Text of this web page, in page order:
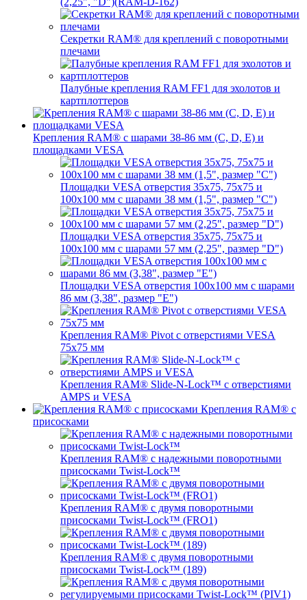
Секретки RAM® для креплений с поворотными
плечами
Палубные крепления RAM FF1 для эхолотов и
картплоттеров
Крепления RAM® с шарами 38-86 мм (C, D, E) и
площадками VESA
Площадки VESA отверстия 35x75, 75x75 и
100x100 мм с шарами 38 мм (1,5", размер "C")
Площадки VESA отверстия 35х75, 75x75 и
100x100 мм с шарами 57 мм (2,25", размер "D")
Площадки VESA отверстия 100x100 мм с шарами
86 мм (3,38", размер "E")
Крепления RAM® Pivot с отверстиями VESA
75x75 мм
Крепления RAM® Slide-N-Lock™ с отверстиями
AMPS и VESA
Крепления RAM® с
присосками
Крепления RAM® с надежными поворотными
присосками Twist-Lock™
Крепления RAM® с двумя поворотными
присосками Twist-Lock™ (FRO1)
Крепления RAM® с двумя поворотными
присосками Twist-Lock™ (189)